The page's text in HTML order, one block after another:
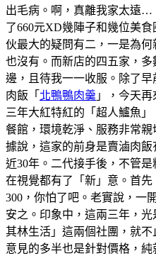
出毛病。啊，真離我家太遠…
了660元XD幾陣子和幾位美
伙最大的疑問有二，一是為
也沒有。而新店的四五家，
邊，且待我一一收服。除了
肉飯「 北鴨鴨肉羹 」，今天
三年大紅特紅的「超人鱸魚
餐館，環境乾淨、服務非常
據說，這家的前身是賣滷肉
近30年。二代接手後，不管
在視覺都有了「新」意。首
300，你怕了吧。老實說，一
安之。印象中，這兩三年，
其林生活」這兩個社團，就
意見的多半也是針對價格，